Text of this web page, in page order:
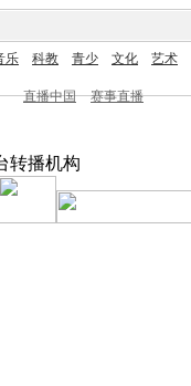
乐 科教 青少 文化 艺术
直播中国
赛事直播
转播机构